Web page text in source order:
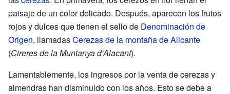
paisaje de un color delicado. Después, aparecen los frutos
rojos y dulces que tienen el sello de Denominación de
Origen, llamadasCerezas de la montaña de Alicante
(Cireres de la Muntanya d'Alacant).
Lamentablemente, los ingresos por la venta de cerezas y
almendras han disminuido con los años. Esto se debe a